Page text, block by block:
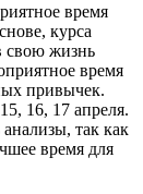
время
курса
свою жизнь
время
привычек.
16, 17 апреля.
так как
время для